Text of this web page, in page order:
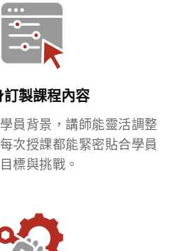
訂製課程內容
員背景，講師能靈活調整
次授課都能緊密貼合學員
標與挑戰。